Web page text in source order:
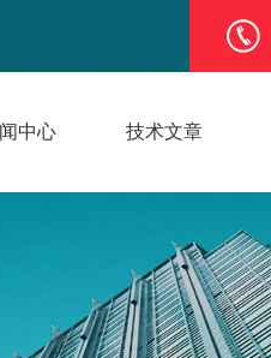
中心 技术文章